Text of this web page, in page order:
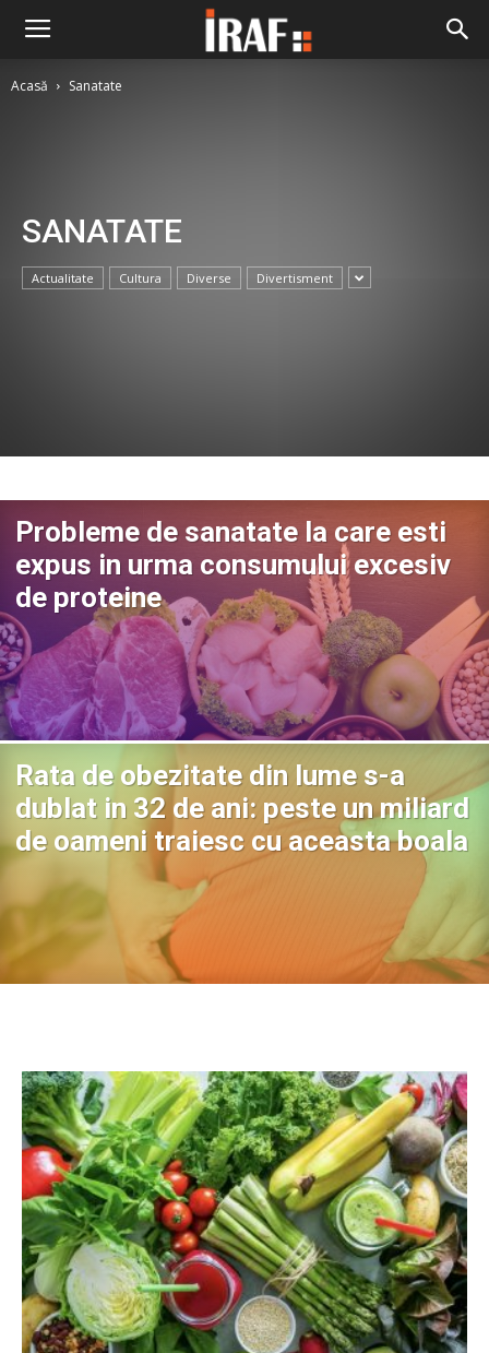
Acasă Sanatate
SANATATE
Actualitate Cultura Diverse Divertisment
Probleme de sanatate la care esti
expus in urma consumului excesiv
de proteine
Rata de obezitate din lume s-a
dublat in 32 de ani: peste un miliard
de oameni traiesc cu aceasta boala